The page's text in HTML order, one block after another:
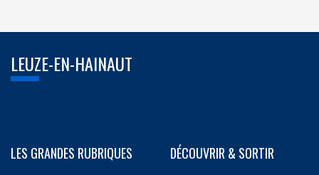
LEUZE-EN-HAINAUT
LES GRANDES RUBRIQUES DÉCOUVRIR & SORTIR